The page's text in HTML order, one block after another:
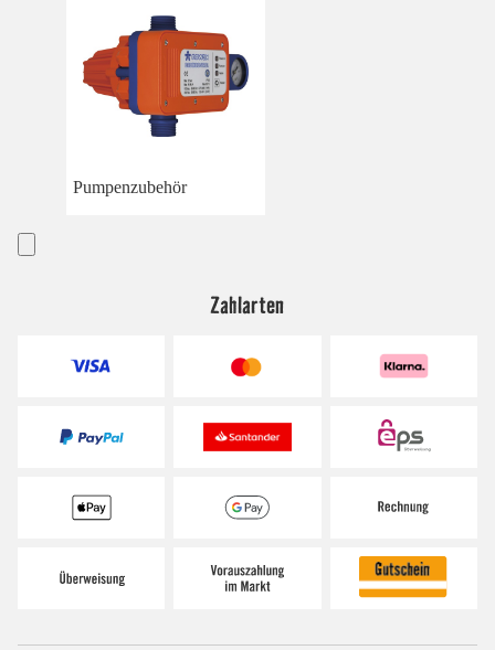
Pumpenzubehör
Zahlarten